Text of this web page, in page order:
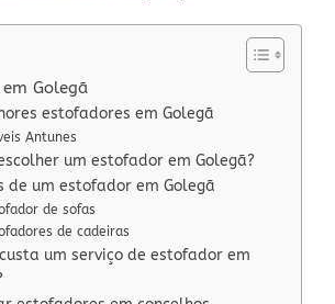
Golegã
estofadores em Golegã
Antunes
um estofador em Golegã?
de um estofador em Golegã
de sofas
de cadeiras
um serviço de estofador em